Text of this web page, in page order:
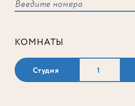
КОМНАТЫ
Студия 1
соответствует ни